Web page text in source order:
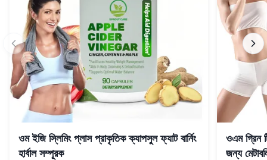
ওম ইজি স্লিমিং প্লাস প্রাকৃতিক ক্যাপসুল ফ্যাট বার্নিং
হার্বাল সম্পূরক
ওএম গ্রিন
জন্য